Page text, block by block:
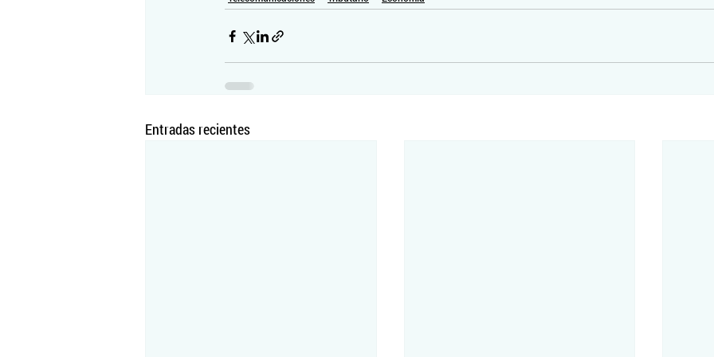
Entradas recientes